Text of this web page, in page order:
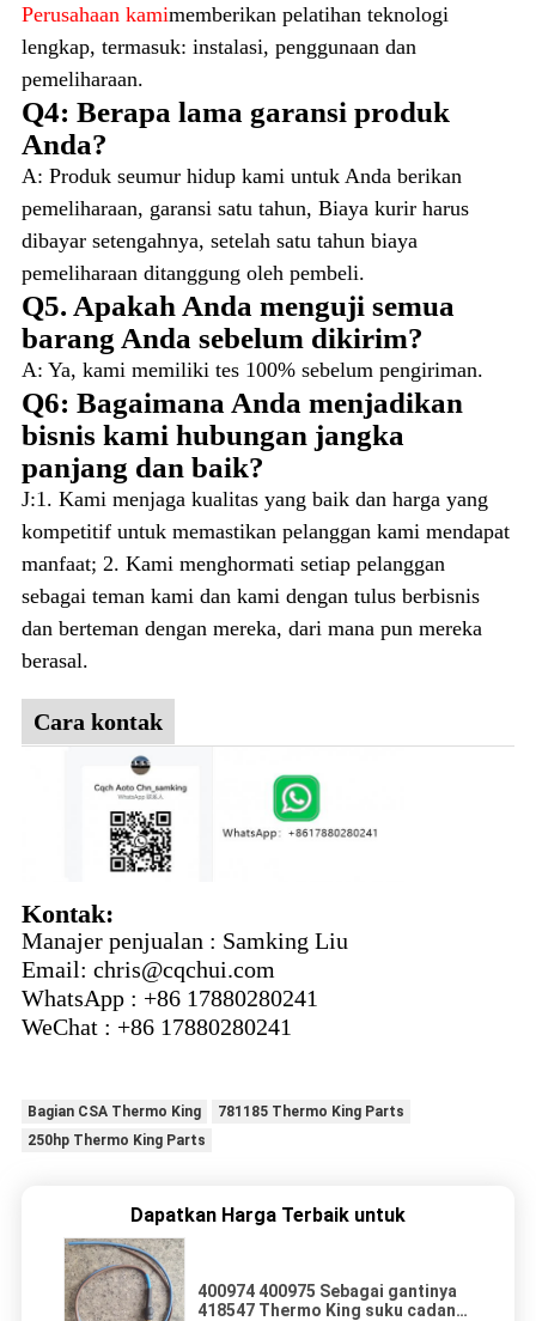
Perusahaan kamimemberikan pelatihan teknologi
lengkap, termasuk: instalasi, penggunaan dan
pemeliharaan.
Q4: Berapa lama garansi produk
Anda?
A: Produk seumur hidup kami untuk Anda berikan
pemeliharaan, garansi satu tahun, Biaya kurir harus
dibayar setengahnya, setelah satu tahun biaya
pemeliharaan ditanggung oleh pembeli.
Q5. Apakah Anda menguji semua
barang Anda sebelum dikirim?
A: Ya, kami memiliki tes 100% sebelum pengiriman.
Q6: Bagaimana Anda menjadikan
bisnis kami hubungan jangka
panjang dan baik?
J:1. Kami menjaga kualitas yang baik dan harga yang
kompetitif untuk memastikan pelanggan kami mendapat
manfaat; 2. Kami menghormati setiap pelanggan
sebagai teman kami dan kami dengan tulus berbisnis
dan berteman dengan mereka, dari mana pun mereka
berasal.
Cara kontak
Kontak:
Manajer penjualan : Samking Liu
Email: chris@cqchui.com
WhatsApp : +86 17880280241
WeChat : +86 17880280241
Bagian CSA Thermo King
781185 Thermo King Parts
250hp Thermo King Parts
Dapatkan Harga Terbaik untuk
400974 400975 Sebagai gantinya
418547 Thermo King suku cadang